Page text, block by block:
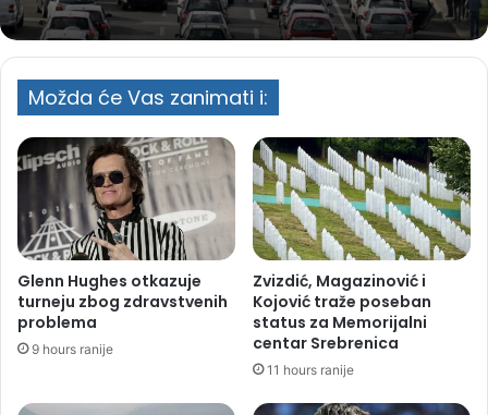
Možda će Vas zanimati i:
Glenn Hughes otkazuje
turneju zbog zdravstvenih
problema
9 hours ranije
Zvizdić, Magazinović i
Kojović traže poseban
status za Memorijalni
centar Srebrenica
11 hours ranije